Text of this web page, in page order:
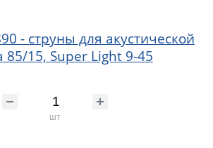
- струны для акустической
85/15, Super Light 9-45
шт